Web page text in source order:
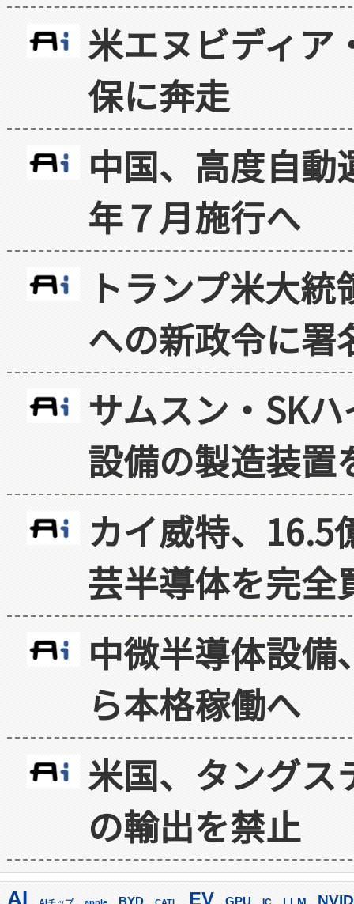
米エヌビディア
保に奔走
中国、高度自
年７月施行へ
トランプ米大
への新政令に署
サムスン・SK
設備の製造装置
カイ威特、16.5
芸半導体を完全
中微半導体設
ら本格稼働へ
米国、タングス
の輸出を禁止
AI EV